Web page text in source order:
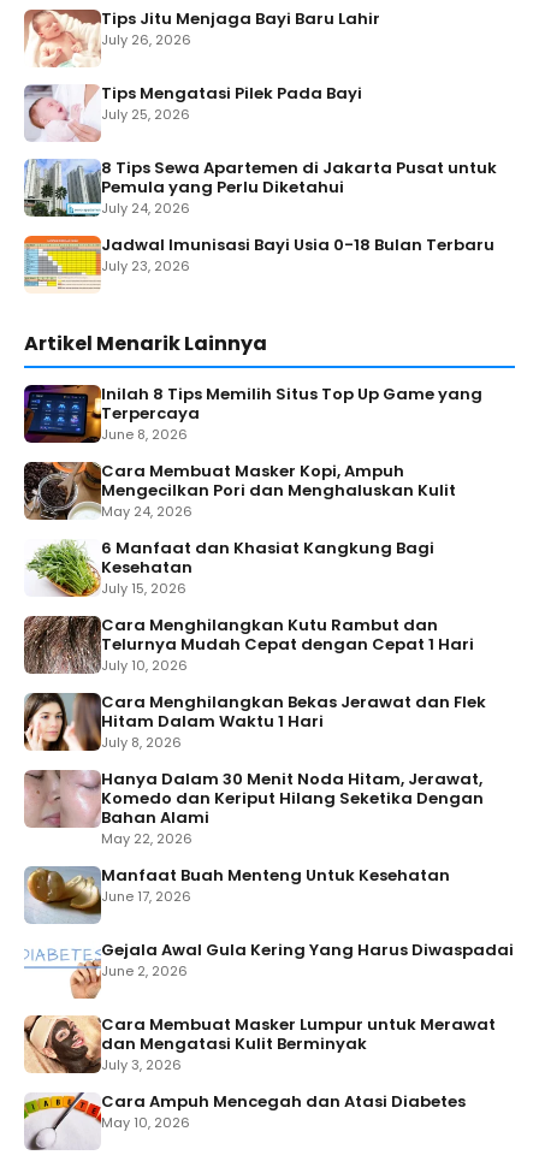
Tips Jitu Menjaga Bayi Baru Lahir
July 26, 2026
Tips Mengatasi Pilek Pada Bayi
July 25, 2026
8 Tips Sewa Apartemen di Jakarta Pusat untuk
Pemula yang Perlu Diketahui
July 24, 2026
Jadwal Imunisasi Bayi Usia 0-18 Bulan Terbaru
July 23, 2026
Artikel Menarik Lainnya
Inilah 8 Tips Memilih Situs Top Up Game yang
Terpercaya
June 8, 2026
Cara Membuat Masker Kopi, Ampuh
Mengecilkan Pori dan Menghaluskan Kulit
May 24, 2026
6 Manfaat dan Khasiat Kangkung Bagi
Kesehatan
July 15, 2026
Cara Menghilangkan Kutu Rambut dan
Telurnya Mudah Cepat dengan Cepat 1 Hari
July 10, 2026
Cara Menghilangkan Bekas Jerawat dan Flek
Hitam Dalam Waktu 1 Hari
July 8, 2026
Hanya Dalam 30 Menit Noda Hitam, Jerawat,
Komedo dan Keriput Hilang Seketika Dengan
Bahan Alami
May 22, 2026
Manfaat Buah Menteng Untuk Kesehatan
June 17, 2026
Gejala Awal Gula Kering Yang Harus Diwaspadai
June 2, 2026
Cara Membuat Masker Lumpur untuk Merawat
dan Mengatasi Kulit Berminyak
July 3, 2026
Cara Ampuh Mencegah dan Atasi Diabetes
May 10, 2026